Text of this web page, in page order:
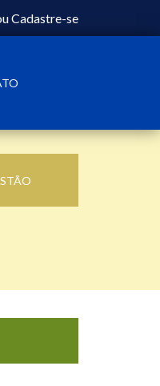
Cadastre-se